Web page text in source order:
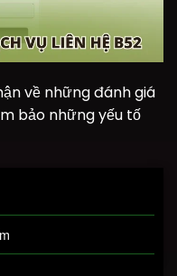
về những đánh giá
bảo những yếu tố